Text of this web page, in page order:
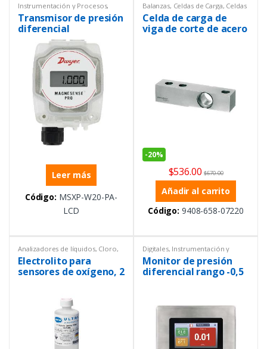
Instrumentación y Procesos,
Presión diferencial
Transmisores
Transmisor de presión
diferencial
Leer más
Código: MSXP-W20-PA-
LCD
Balanzas, Celdas de Carga, Celdas
Laboratorio, General,
Instrumentación y Procesos,
Ofertas,Peso
Celda de carga de
viga de corte de acero
inoxidable
-20%
$536.00 $670.00
Añadir al carrito
Código: 9408-658-07220
Analizadores de líquidos, Cloro,
Instrumentación y Procesos
Electrolito para
sensores de oxígeno, 2
Digitales, Instrumentación y
Procesos Presión
diferencial
Monitor de presión
diferencial rango -0,5
acero inoxidable